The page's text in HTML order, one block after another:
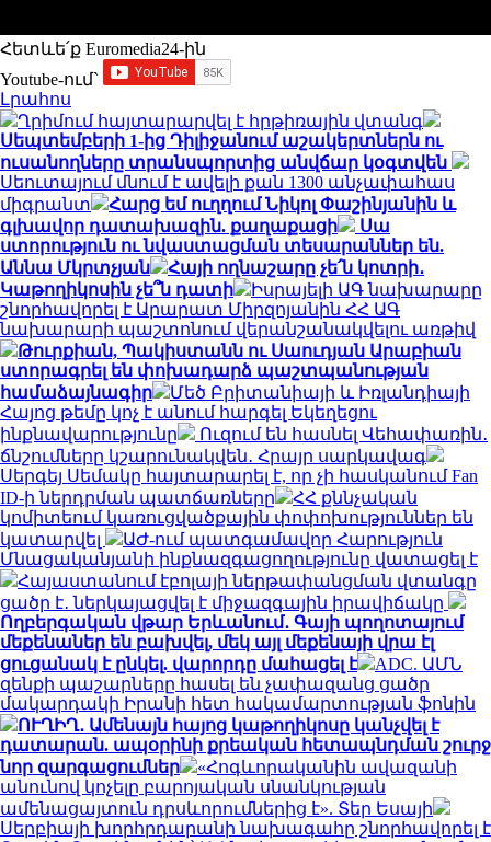
Հետևե՛ք Euromedia24-ին
Youtube-ում`
Լրահոս
Ղրիմում հայտարարվել է հրթիռային վտանգ
Սեպտեմբերի 1-ից Դիլիջանում աշակերտներն ու
ուսանողները տրանսպորտից անվճար կօգտվեն
Սեուտայում մնում է ավելի քան 1300 անչափահաս
միգրանտ
Հարց եմ ուղղում Նիկոլ Փաշինյանին և
գլխավոր դատախազին. քաղաքացի
Սա
ստորություն ու նվաստացման տեսարաններ են.
Աննա Մկրտչյան
Հայի ողնաշարը չե՛ն կոտրի․
Կաթողիկոսին չե՞ն դատի
Իսրայելի ԱԳ նախարարը
շնորհավորել է Արարատ Միրզոյանին ՀՀ ԱԳ
նախարարի պաշտոնում վերանշանակվելու առթիվ
Թուրքիան, Պակիստանն ու Սաուդյան Արաբիան
ստորագրել են փոխադարձ պաշտպանության
համաձայնագիր
Մեծ Բրիտանիայի և Իռլանդիայի
Հայոց թեմը կոչ է անում հարգել Եկեղեցու
ինքնավարությունը
Ուզում են հասնել Վեհափառին․
ճնշումները կշարունակվեն․ Հրայր սարկավագ
Սերգեյ Սեմակը հայտարարել է, որ չի հասկանում Fan
ID-ի ներդրման պատճառները
ՀՀ քննչական
կոմիտեում կառուցվածքային փոփոխություններ են
կատարվել
ԱԺ-ում պատգամավոր Հարություն
Մնացականյանի ինքնազգացողությունը վատացել է
Հայաստանում էբոլայի ներթափանցման վտանգը
ցածր է․ ներկայացվել է միջազգային իրավիճակը
Ողբերգական վթար Երևանում․ Գայի պողոտայում
մեքենաներ են բախվել, մեկ այլ մեքենայի վրա էլ
ցուցանակ է ընկել. վարորդը մահացել է
ADC. ԱՄՆ
զենքի պաշարները հասել են չափազանց ցածր
մակարդակի Իրանի հետ հակամարտության ֆոնին
ՈՒՂԻՂ․ Ամենայն հայոց կաթողիկոսը կանչվել է
դատարան. ապօրինի քրեական հետապնդման շուրջ
նոր զարգացումներ
«Հոգևորականին ավազանի
անունով կոչելը բարոյական սնանկության
ամենացայտուն դրսևորումներից է». Տեր Եսայի
Սերբիայի խորհրդարանի նախագահը շնորհավորել է